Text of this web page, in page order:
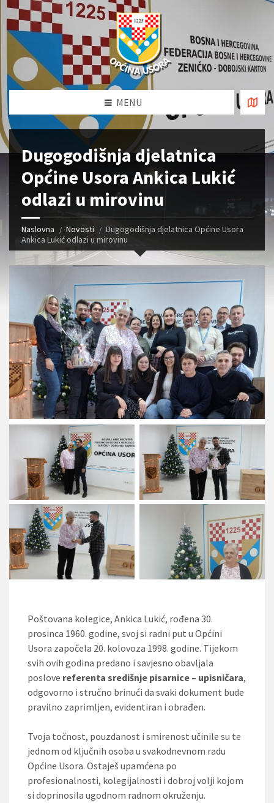
MENU
Dugogodišnja djelatnica
Općine Usora Ankica Lukić
odlazi u mirovinu
Naslovna Novosti
Dugogodišnja djelatnica Općine Usora
Ankica Lukić odlazi u mirovinu
Poštovana kolegice, Ankica Lukić, rođena 30.
prosinca 1960. godine, svoj si radni put u Općini
Usora započela 20. kolovoza 1998. godine. Tijekom
svih ovih godina predano i savjesno obavljala
poslove referenta središnje pisarnice – upisničara,
odgovorno i stručno brinući da svaki dokument bude
pravilno zaprimljen, evidentiran i obrađen.
Tvoja točnost, pouzdanost i smirenost učinile su te
jednom od ključnih osoba u svakodnevnom radu
Općine Usora. Ostaješ upamćena po
profesionalnosti, kolegijalnosti i dobroj volji kojom
si doprinosila ugodnom radnom okruženju.